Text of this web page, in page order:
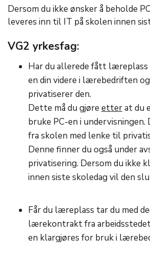
Dersom du ikke ønsker å beholde
leveres inn til IT på skolen innen
VG2 yrkesfag:
Har du allerede fått læreplass
en din videre i lærebedriften
privatiserer den.
Dette må du gjøre etterat du
bruke PC-en i undervisningen.
fra skolen med lenke til
Denne finner du også under
privatisering. Dersom du ikke
innen siste skoledag vil den
Får du læreplass tar du med
lærekontrakt fra
en klargjøres for bruk i